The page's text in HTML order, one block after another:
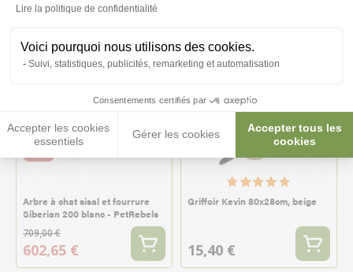
Lire la politique de confidentialité
Voici pourquoi nous utilisons des cookies.
Suivi, statistiques, publicités, remarketing et automatisation
Consentements certifiés par
Accepter les cookies
essentiels
Gérer les cookies
Accepter tous les
cookies
-15%
Arbre à chat sisal et fourrure
Siberian 200 blanc - PetRebels
709,00 €
602,65 €
Griffoir Kevin 80x28cm, beige
15,40 €